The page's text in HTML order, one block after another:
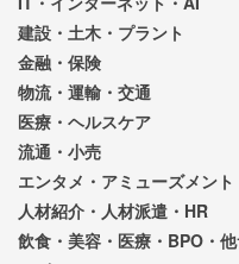
建設・土木・プラント
金融・保険
物流・運輸・交通
医療・ヘルスケア
流通・小売
エンタメ・アミューズメント
人材紹介・人材派遣・HR
飲食・美容・医療・BPO・